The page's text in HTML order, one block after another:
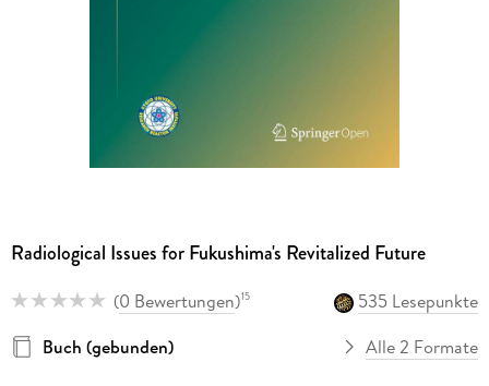
Radiological Issues for Fukushima's Revitalized Future
(0 Bewertungen)15
535 Lesepunkte
Buch (gebunden)
Alle 2 Formate